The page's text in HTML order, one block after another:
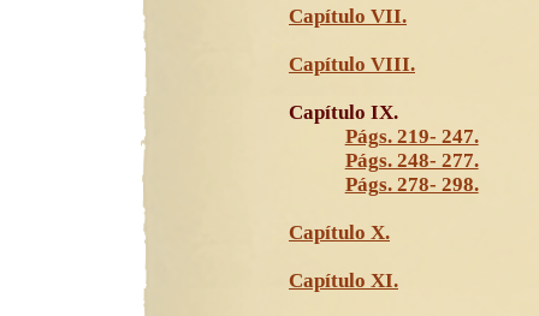
Capítulo VII.
Capítulo VIII.
Capítulo IX.
Págs. 219- 247.
Págs. 248- 277.
Págs. 278- 298.
Capítulo X.
Capítulo XI.